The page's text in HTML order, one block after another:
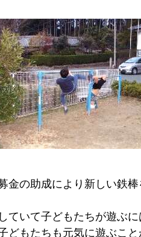
の助成により新しい鉄棒
ていて子どもたちが遊ぶに
どもたちも元気に遊ぶこ